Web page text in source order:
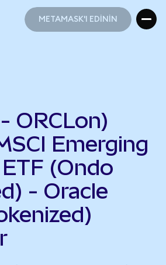
METAMASK'I EDİNİN
ORCLon)
Emerging
(Ondo
- Oracle